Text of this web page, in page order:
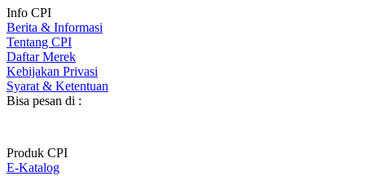
Info CPI
Berita & Informasi
Tentang CPI
Daftar Merek
Kebijakan Privasi
Syarat & Ketentuan
Bisa pesan di :
Produk CPI
E-Katalog